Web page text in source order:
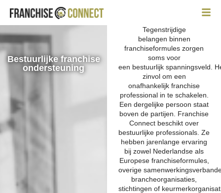
Bestuurlijke franchise
ondersteuning
Tegenstrijdige
belangen binnen
franchiseformuleszorgen
soms voor
een bestuurlijk spanningsveld
zinvol om een
onafhankelijkfranchise
professionalin te schakelen.
Een dergelijke persoonstaat
boven de partijen. Franchise
Connect beschikt over
bestuurlijke professionals. Ze
hebben jarenlange ervaring
bij zowel Nederlandse als
Europese franchiseformules,
overige
brancheorganisaties,
stichtingen of